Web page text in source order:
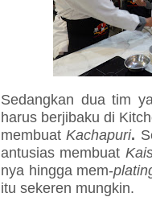
Sedangkan dua tim
harus berjibaku di
membuatKachapuri.
antusias membuat
nya hingga mem-
itu sekeren mungkin.